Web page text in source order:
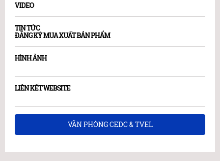
VIDEO
TIN TỨC
ĐĂNG KÝ MUA XUẤT BẢN PHẨM
HÌNH ẢNH
LIÊN KẾT WEBSITE
VĂN PHÒNG CEDC & TVEL